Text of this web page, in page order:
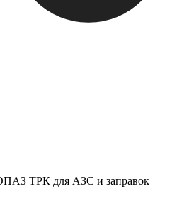
ТРК для АЗС и заправок